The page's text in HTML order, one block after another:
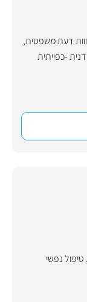
דעת משפטית,
-כפייתית
, טיפול נפשי